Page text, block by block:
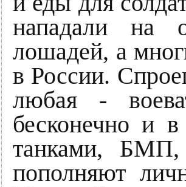
нападали на
лошадей, а
в России.
любая -
бесконечно и
танками, БМП,
пополняют